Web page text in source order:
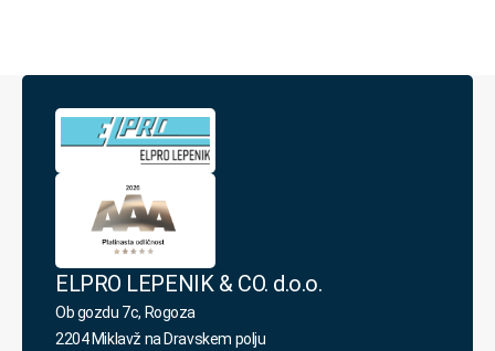
politiko
varovanja
ELPRO LEPENIK & CO. d.o.o.
Ob gozdu 7c, Rogoza
2204 Miklavž na Dravskem polju